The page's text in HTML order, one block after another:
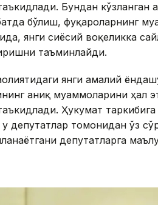
Бундан кўзланган
бўлиш, фуқароларнинг
янги сиёсий воқеликка
таъминлайди.
янги амалий
аниқ муаммоларини ҳал
Ҳукумат
у депутатлар томонидан ўз
депутатларга